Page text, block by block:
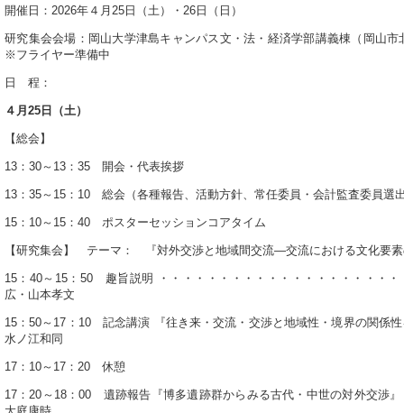
開催日：2026年４月25日（土）・26日（日）
研究集会会場：岡山大学津島キャンパス文・法・経済学部講義棟（岡山市
※フライヤー準備中
日 程：
４月25日（土）
【総会】
13：30～13：35 開会・代表挨拶
13：35～15：10 総会（各種報告、活動方針、常任委員・会計監査委員選
15：10～15：40 ポスターセッションコアタイム
【研究集会】 テーマ： 『対外交渉と地域間交流―交流における文化要
15：40～15：50 趣旨説明 ・・・・・・・・・・・・・・・・・・・・
広・山本孝文
15：50～17：10 記念講演 『往き来・交流・交渉と地域性・境界の関係
水ノ江和同
17：10～17：20 休憩
17：20～18：00 遺跡報告『博多遺跡群からみる古代・中世の対外交渉